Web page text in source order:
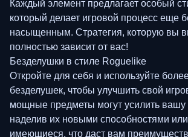
Каждый элемент предлагает особый
который делает игровой процесс еще
насыщенным. Стратегия, которую вы
полностью зависит от вас!
Безделушки в стиле Roguelike
Откройте для себя и используйте
безделушек, чтобы улучшить свой
мощные предметы могут усилить вашу
наделив их новыми способностями
имеющиеся, что даст вам